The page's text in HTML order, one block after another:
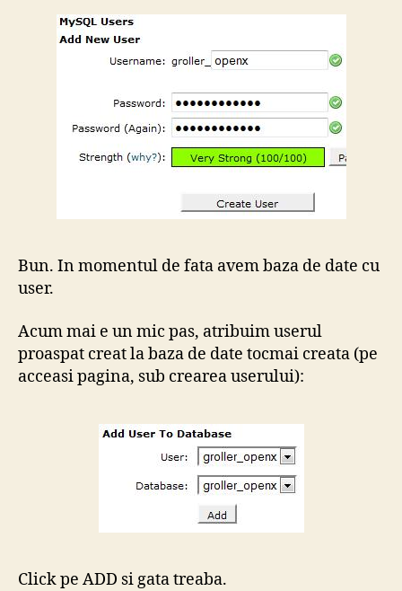
Bun. In momentul de fata avem baza de date cu
user.
Acum mai e un mic pas, atribuim userul
proaspat creat la baza de date tocmai creata (pe
acceasi pagina, sub crearea userului):
Click pe ADD si gata treaba.